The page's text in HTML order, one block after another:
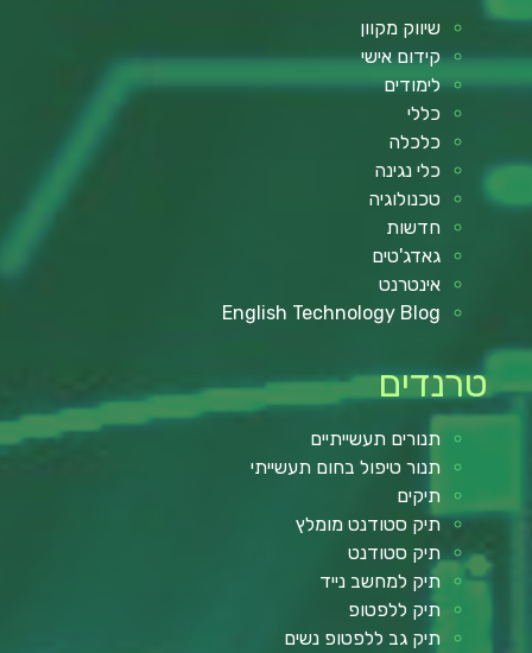
שיווק מקוון
קידום אישי
לימודים
כללי
כלכלה
כלי נגינה
טכנולוגיה
חדשות
גאדג'טים
אינטרנט
English Technology Blog
טרנדים
תנורים תעשייתיים
תנור טיפול בחום תעשייתי
תיקים
תיק סטודנט מומלץ
תיק סטודנט
תיק למחשב נייד
תיק ללפטופ
תיק גב ללפטופ נשים